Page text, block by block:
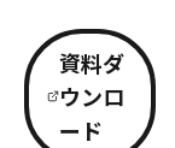
資料ダ
ウンロ
ード